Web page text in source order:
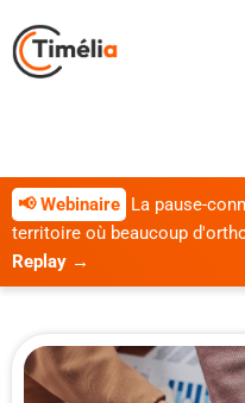
📢 Webinaire
La pause-
territoire où beaucoup
Replay →